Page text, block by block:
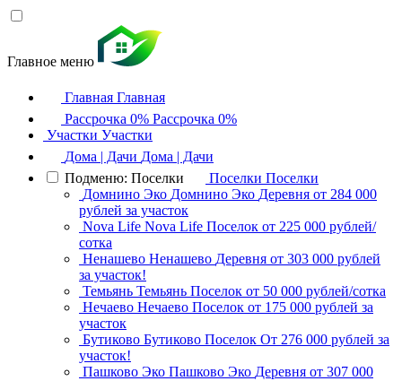
Главное меню
Главная Главная
Рассрочка 0% Рассрочка 0%
Участки Участки
Дома | Дачи Дома | Дачи
Подменю: Поселки
Поселки Поселки
Домнино Эко Домнино Эко Деревня от 284 000
рублей за участок
Nova Life Nova Life Поселок от 225 000 рублей/
сотка
Ненашево Ненашево Деревня от 303 000 рублей
за участок!
Темьянь Темьянь Поселок от 50 000 рублей/сотка
Нечаево Нечаево Поселок от 175 000 рублей за
участок
Бутиково Бутиково Поселок От 276 000 рублей за
участок!
Пашково Эко Пашково Эко Деревня от 307 000